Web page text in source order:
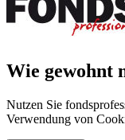
Wie gewohnt
Nutzen Sie
Verwendung von